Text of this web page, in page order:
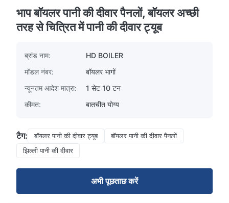
भाप बॉयलर पानी की दीवार पैनलों, बॉयलर अच्छी
तरह से चित्रित में पानी की दीवार ट्यूब
ब्रांड नाम:
HD BOILER
मॉडल नंबर:
बॉयलर भागों
न्यूनतम आदेश मात्रा:
1 सेट 10 टन
कीमत:
बातचीत योग्य
टैग: बॉयलर पानी की दीवार ट्यूब
बॉयलर पानी की दीवार पैनलों
झिल्ली पानी की दीवार
अभी पूछताछ करें